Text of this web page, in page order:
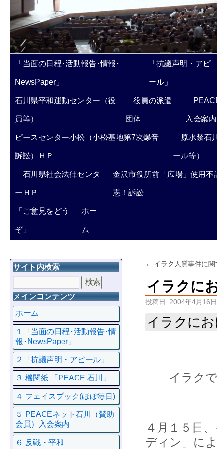
「当面の日程･活動報告･情報･
NewsPaper」
「抗議声明・アピ
ール」
石川県平和運動センター（役
員等）
役員の派遣
団体 入会案内
ピースセンター小松（小松基地第7次爆音
訴訟）ＨＰ
原水禁石
ール等）
石川県社会法律センタ
ーＨＰ
金沢市役所前「広場」使用不
憲！訴訟
「ご意見をどう
ぞ」
ホー
ム
← イラク人質事件に関
イラクに
投稿日: 2004年4月16日
イラクに
イラク
４月１５日
ディン」に
サイト内検索
メインコンテンツ
ホーム
１「当面の日程･活動報告･情
報･NewsPaper」
２「抗議声明・アピール」
３ 機関紙 「PEACE 石川」
４ フェイスプック(ほぼ毎日)
５ PEACEネット石川（賛助
会員）入会案内
６ 反戦・平和